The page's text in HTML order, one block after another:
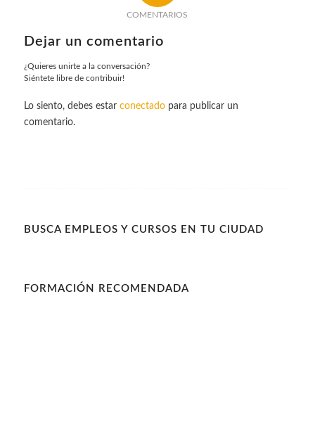
COMENTARIOS
Dejar un comentario
¿Quieres unirte a la conversación?
Siéntete libre de contribuir!
Lo siento, debes estar conectadopara publicar un
comentario.
BUSCA EMPLEOS Y CURSOS EN TU CIUDAD
FORMACIÓN RECOMENDADA